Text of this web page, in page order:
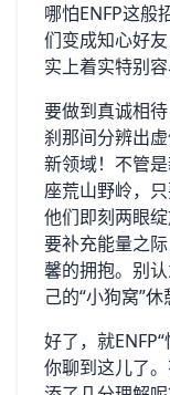
哪怕ENFP这般
们变成知心好
实上着实特别容
要做到真诚相
刹那间分辨出
新领域！不管
座荒山野岭，只
他们即刻两眼
要补充能量之
馨的拥抱。别
己的“小狗窝”休
好了，就
你聊到这儿了